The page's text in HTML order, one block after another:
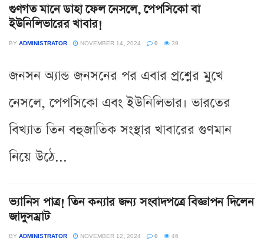
গুণগত মানে ডাহা ফেল নেসলে, পেপসিকো বা
ইউনিলিভারের খাবার!
BY ADMINISTRATOR NOVEMBER 14, 2024 0 39
জনসন অ্যান্ড জনসনের পর এবার প্রশ্নের মুখে
নেসলে, পেপসিকো এবং ইউনিলিভার। ভারতের
বিখ্যাত তিন বহুজাতিক সংস্থার খাবারের গুণমান
নিয়ে উঠে...
ভ্যানিস পাত্র! তিন কন্যার জন্য সংবাদপত্রে বিজ্ঞাপন দিলেন
জাদুসম্রাট
BY ADMINISTRATOR NOVEMBER 12, 2024 0 46